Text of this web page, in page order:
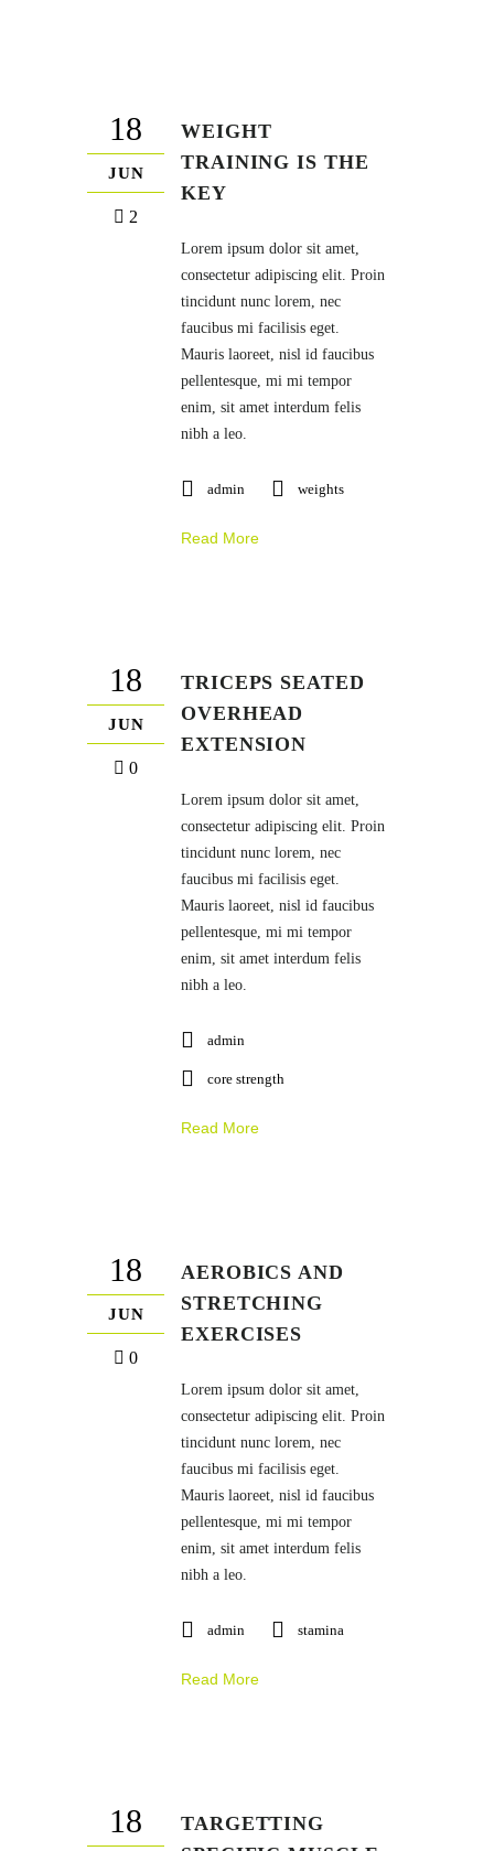
18
JUN
2
WEIGHT
TRAINING IS THE
KEY
Lorem ipsum dolor sit amet,
consectetur adipiscing elit. Proin
tincidunt nunc lorem, nec
faucibus mi facilisis eget.
Mauris laoreet, nisl id faucibus
pellentesque, mi mi tempor
enim, sit amet interdum felis
nibh a leo.
admin weights
Read More
18
JUN
0
TRICEPS SEATED
OVERHEAD
EXTENSION
Lorem ipsum dolor sit amet,
consectetur adipiscing elit. Proin
tincidunt nunc lorem, nec
faucibus mi facilisis eget.
Mauris laoreet, nisl id faucibus
pellentesque, mi mi tempor
enim, sit amet interdum felis
nibh a leo.
admin
core strength
Read More
18
JUN
0
AEROBICS AND
STRETCHING
EXERCISES
Lorem ipsum dolor sit amet,
consectetur adipiscing elit. Proin
tincidunt nunc lorem, nec
faucibus mi facilisis eget.
Mauris laoreet, nisl id faucibus
pellentesque, mi mi tempor
enim, sit amet interdum felis
nibh a leo.
admin stamina
Read More
18
TARGETTING